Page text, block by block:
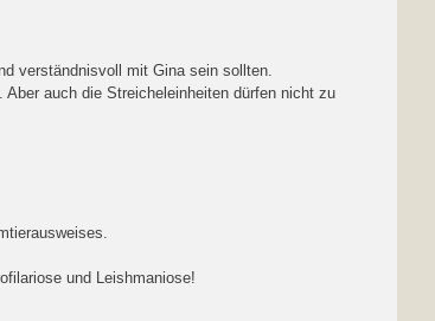
verständnisvoll mit Gina sein sollten.
auch die Streicheleinheiten dürfen nicht zu
und Leishmaniose!